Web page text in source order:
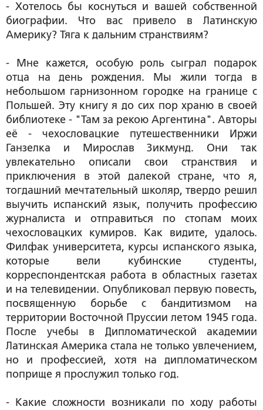
- Хотелось бы коснуться и вашей собственной
биографии. Что вас привело в Латинскую
Америку? Тяга к дальним странствиям?
- Мне кажется, особую роль сыграл подарок
отца на день рождения. Мы жили тогда в
небольшом гарнизонном городке на границе с
Польшей. Эту книгу я до сих пор храню в своей
библиотеке - "Там за рекою Аргентина". Авторы
её - чехословацкие путешественники Иржи
Ганзелка и Мирослав Зикмунд. Они так
увлекательно описали свои странствия и
приключения в этой далекой стране, что я,
тогдашний мечтательный школяр, твердо решил
выучить испанский язык, получить профессию
журналиста и отправиться по стопам моих
чехословацких кумиров. Как видите, удалось.
Филфак университета, курсы испанского языка,
которые вели кубинские студенты,
корреспондентская работа в областных газетах
и на телевидении. Опубликовал первую повесть,
посвященную борьбе с бандитизмом на
территории Восточной Пруссии летом 1945 года.
После учебы в Дипломатической академии
Латинская Америка стала не только увлечением,
но и профессией, хотя на дипломатическом
поприще я прослужил только год.
- Какие сложности возникали по ходу работы